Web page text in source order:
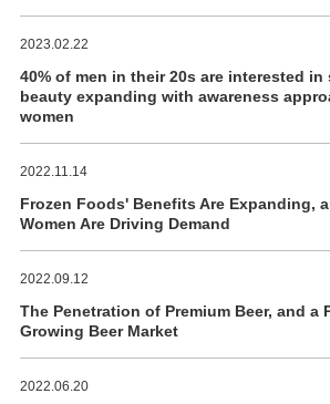
2023.02.22
40% of men in their 20s are interested in
beauty expanding with awareness
women
2022.11.14
Frozen Foods' Benefits Are Expanding,
Women Are Driving Demand
2022.09.12
The Penetration of Premium Beer, and a
Growing Beer Market
2022.06.20